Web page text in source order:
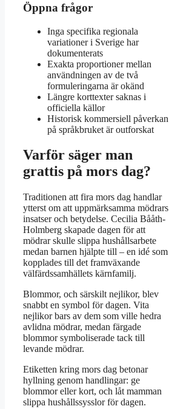
Öppna frågor
Inga specifika regionala
variationer i Sverige har
dokumenterats
Exakta proportioner mellan
användningen av de två
formuleringarna är okänd
Längre korttexter saknas i
officiella källor
Historisk kommersiell påverkan
på språkbruket är outforskat
Varför säger man
grattis på mors dag?
Traditionen att fira mors dag handlar
ytterst om att uppmärksamma mödrars
insatser och betydelse. Cecilia Bååth-
Holmberg skapade dagen för att
mödrar skulle slippa hushållsarbete
medan barnen hjälpte till – en idé som
kopplades till det framväxande
välfärdssamhällets kärnfamilj.
Blommor, och särskilt nejlikor, blev
snabbt en symbol för dagen. Vita
nejlikor bars av dem som ville hedra
avlidna mödrar, medan färgade
blommor symboliserade tack till
levande mödrar.
Etiketten kring mors dag betonar
hyllning genom handlingar: ge
blommor eller kort, och låt mamman
slippa hushållssysslor för dagen.